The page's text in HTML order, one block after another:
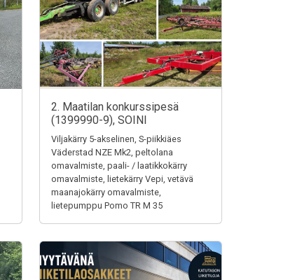
2. Maatilan konkurssipesä
(1399990-9), SOINI
Viljakärry 5-akselinen, S-piikkiäes
Väderstad NZE Mk2, peltolana
omavalmiste, paali- / laatikkokärry
omavalmiste, lietekärry Vepi, vetävä
maanajokärry omavalmiste,
lietepumppu Pomo TR M 35